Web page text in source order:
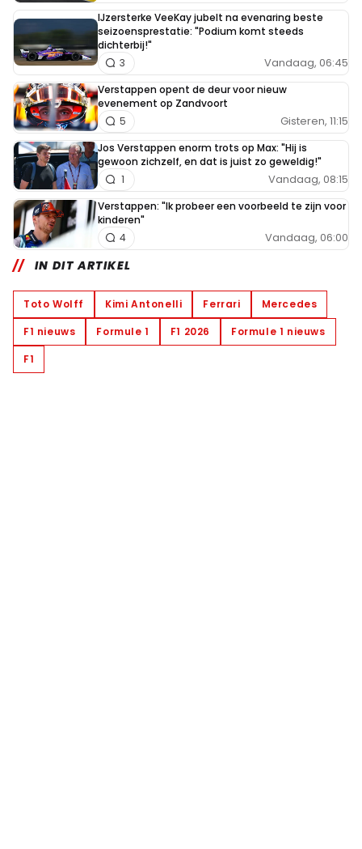
IJzersterke VeeKay jubelt na evenaring beste
seizoensprestatie: "Podium komt steeds
dichterbij!"
Vandaag, 06:45
3
Verstappen opent de deur voor nieuw
evenement op Zandvoort
Gisteren, 11:15
5
Jos Verstappen enorm trots op Max: "Hij is
gewoon zichzelf, en dat is juist zo geweldig!"
Vandaag, 08:15
1
Verstappen: "Ik probeer een voorbeeld te zijn voor
kinderen"
Vandaag, 06:00
4
IN DIT ARTIKEL
Toto Wolff Kimi Antonelli Ferrari
Mercedes
F1 nieuws
Formule 1 F1 2026
Formule 1 nieuws
F1